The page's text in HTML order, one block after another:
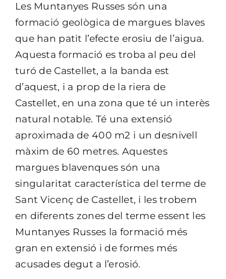
Les Muntanyes Russes són una
formació geològica de margues blaves
que han patit l’efecte erosiu de l’aigua.
Aquesta formació es troba al peu del
turó de Castellet, a la banda est
d’aquest, i a prop de la riera de
Castellet, en una zona que té un interès
natural notable. Té una extensió
aproximada de 400 m2 i un desnivell
màxim de 60 metres. Aquestes
margues blavenques són una
singularitat característica del terme de
Sant Vicenç de Castellet, i les trobem
en diferents zones del terme essent les
Muntanyes Russes la formació més
gran en extensió i de formes més
acusades degut a l’erosió.